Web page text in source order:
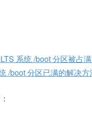
系统 /boot 分区被占
/boot 分区已满的解决方